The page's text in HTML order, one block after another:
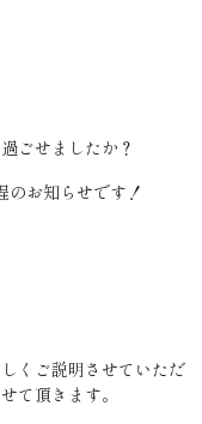
ごせましたか？
のお知らせです！
くご説明させていただ
て頂きます。